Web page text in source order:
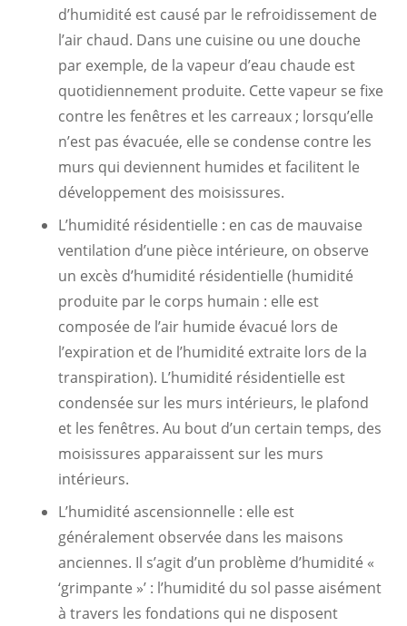
d’humidité est causé par le refroidissement de
l’air chaud. Dans une cuisine ou une douche
par exemple, de la vapeur d’eau chaude est
quotidiennement produite. Cette vapeur se fixe
contre les fenêtres et les carreaux ; lorsqu’elle
n’est pas évacuée, elle se condense contre les
murs qui deviennent humides et facilitent le
développement des moisissures.
L’humidité résidentielle : en cas de mauvaise
ventilation d’une pièce intérieure, on observe
un excès d’humidité résidentielle (humidité
produite par le corps humain : elle est
composée de l’air humide évacué lors de
l’expiration et de l’humidité extraite lors de la
transpiration). L’humidité résidentielle est
condensée sur les murs intérieurs, le plafond
et les fenêtres. Au bout d’un certain temps, des
moisissures apparaissent sur les murs
intérieurs.
L’humidité ascensionnelle : elle est
généralement observée dans les maisons
anciennes. Il s’agit d’un problème d’humidité «
‘grimpante »’ : l’humidité du sol passe aisément
à travers les fondations qui ne disposent